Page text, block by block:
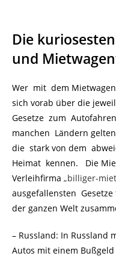
Die
und
Wer mit dem
sich vorab über die
Gesetze zum
manchen Ländern
die stark von dem
Heimat kennen. Die
Verleihfirma „billiger-
ausgefallensten
der ganzen Welt
– Russland: In Russland
Autos mit einem Bußgeld